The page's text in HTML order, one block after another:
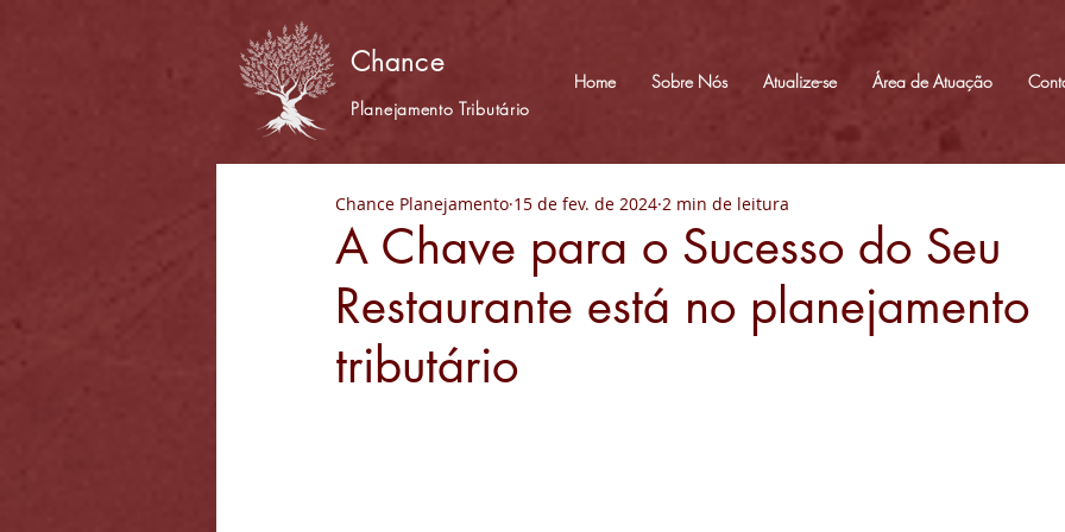
Chance
Planejamento Tributário
Home Sobre Nós Atualize-se Área de Atuação
A Chave para o Sucesso do Seu
Restaurante está no planejamento
tributário
Chance Planejamento 15 de fev. de 2024 2 min de leitura